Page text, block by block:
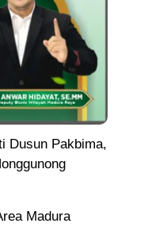
Dusun Pakbima,
Madura